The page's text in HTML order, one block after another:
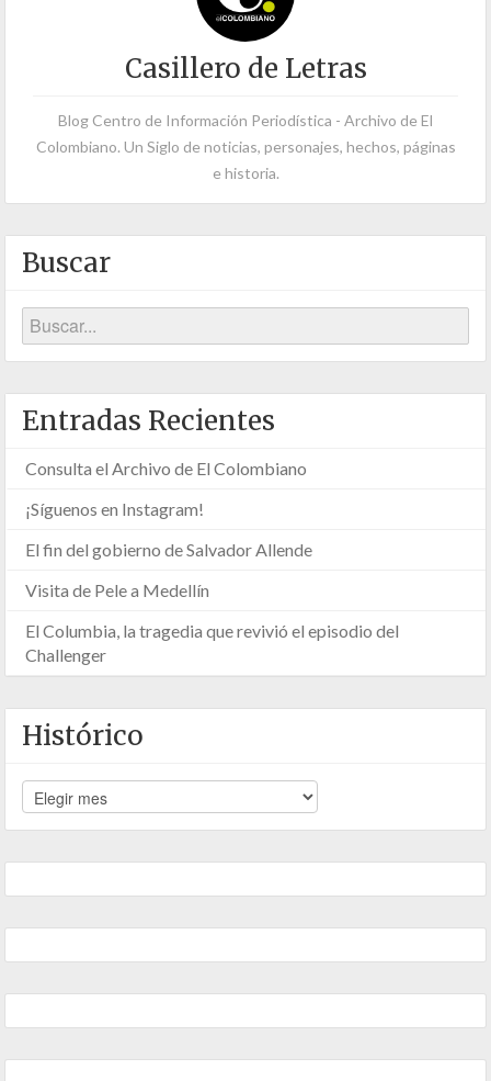
Casillero de Letras
Blog Centro de Información Periodística - Archivo de El
Colombiano. Un Siglo de noticias, personajes, hechos, páginas
e historia.
Buscar
Entradas Recientes
Consulta el Archivo de El Colombiano
¡Síguenos en Instagram!
El fin del gobierno de Salvador Allende
Visita de Pele a Medellín
El Columbia, la tragedia que revivió el episodio del
Challenger
Histórico